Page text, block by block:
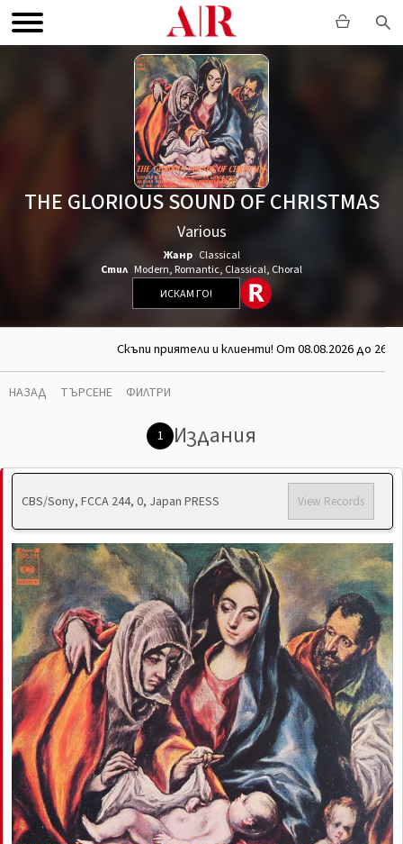
THE GLORIOUS SOUND OF CHRISTMAS
Various
Жанр Classical
Стил Modern, Romantic, Classical, Choral
ИСКАМ ГО!
Скъпи приятели и клиенти! От 08.08.2026 до
НАЗАД ТЪРСЕНЕ ФИЛТРИ
1 Издания
CBS/Sony, FCCA 244, 0, Japan PRESS View Records